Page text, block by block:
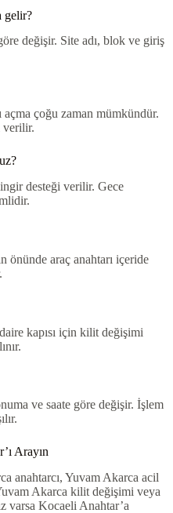
gelir?
değişir. Site adı, blok ve giriş
açma çoğu zaman mümkündür.
verilir.
desteği verilir. Gece
önünde araç anahtarı içeride
kapısı için kilit değişimi
ve saate göre değişir. İşlem
Arayın
anahtarcı, Yuvam Akarca acil
Akarca kilit değişimi veya
varsa Kocaeli Anahtar’a